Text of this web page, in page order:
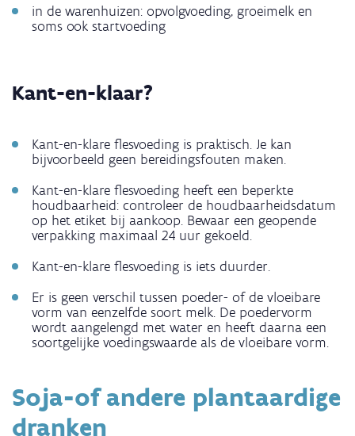
in de warenhuizen: opvolgvoeding, groeimelk en
soms ook startvoeding
Kant-en-klaar?
Kant-en-klare flesvoeding is praktisch. Je kan
bijvoorbeeld geen bereidingsfouten maken.
Kant-en-klare flesvoeding heeft een beperkte
houdbaarheid: controleer de houdbaarheidsdatum
op het etiket bij aankoop. Bewaar een geopende
verpakking maximaal 24 uur gekoeld.
Kant-en-klare flesvoeding is iets duurder.
Er is geen verschil tussen poeder- of de vloeibare
vorm van eenzelfde soort melk. De poedervorm
wordt aangelengd met water en heeft daarna een
soortgelijke voedingswaarde als de vloeibare vorm.
Soja-of andere plantaardige
dranken